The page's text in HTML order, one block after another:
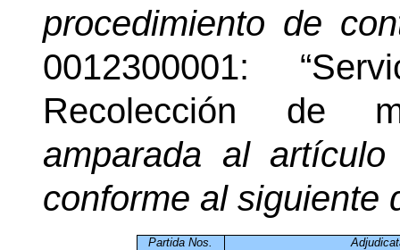
procedimiento de
0012300001:
Recolección de
amparada al
conforme al siguiente
Partida Nos.